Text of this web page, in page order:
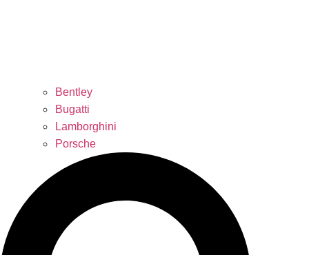
Bentley
Bugatti
Lamborghini
Porsche